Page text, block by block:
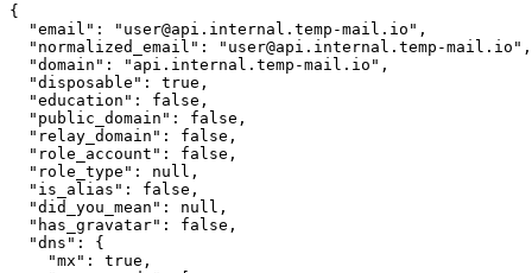
{
  "email": "user@api.internal.temp-mail.io",
  "normalized_email": "user@api.internal.temp-mail.io",
  "domain": "api.internal.temp-mail.io",
  "disposable": true,
  "education": false,
  "public_domain": false,
  "relay_domain": false,
  "role_account": false,
  "role_type": null,
  "is_alias": false,
  "did_you_mean": null,
  "has_gravatar": false,
  "dns": {
    "mx": true,